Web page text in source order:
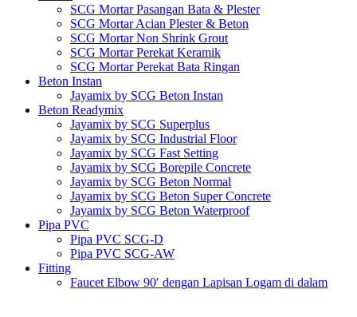
SCG Mortar Pasangan Bata & Plester
SCG Mortar Acian Plester & Beton
SCG Mortar Non Shrink Grout
SCG Mortar Perekat Keramik
SCG Mortar Perekat Bata Ringan
Beton Instan
Jayamix by SCG Beton Instan
Beton Readymix
Jayamix by SCG Superplus
Jayamix by SCG Industrial Floor
Jayamix by SCG Fast Setting
Jayamix by SCG Borepile Concrete
Jayamix by SCG Beton Normal
Jayamix by SCG Beton Super Concrete
Jayamix by SCG Beton Waterproof
Pipa PVC
Pipa PVC SCG-D
Pipa PVC SCG-AW
Fitting
Faucet Elbow 90′ dengan Lapisan Logam di dalam